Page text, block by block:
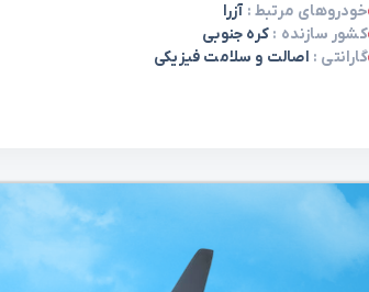
خودروهای مرتبط : آزرا
کشور سازنده :کره جنوبی
گارانتی : اصالت و سلامت فیزیکی